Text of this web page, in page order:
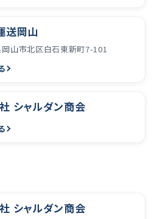
送岡山
岡山市北区白石東新町7-101
シャルダン商会
シャルダン商会